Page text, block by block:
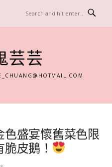
芸芸
色盛宴懷舊菜色限
脆皮鵝！